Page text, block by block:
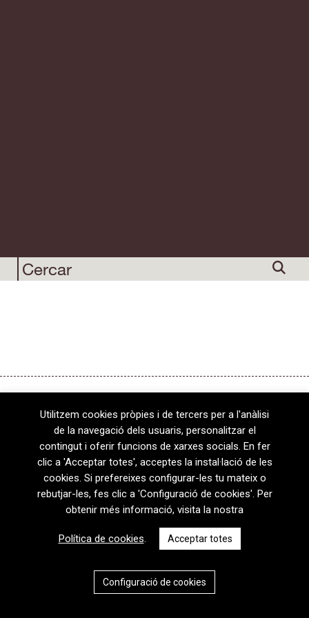
08720 Vilafranca del Penedès · General Prim 5, 2n · Barcelona
T+34 938 170 417 ·F+34 938 170 301
contem@contem.es
Avís Legal|Política de privacitat|Política de cookies
Utilitzem cookies pròpies i de tercers per a l'anàlisi
de la navegació dels usuaris, personalitzar el
contingut i oferir funcions de xarxes socials. En fer
clic a 'Acceptar totes', acceptes la instal·lació de les
cookies. Si prefereixes configurar-les tu mateix o
rebutjar-les, fes clic a 'Configuració de cookies'. Per
obtenir més informació, visita la nostra
Política de cookies. Acceptar totes
Configuració de cookies